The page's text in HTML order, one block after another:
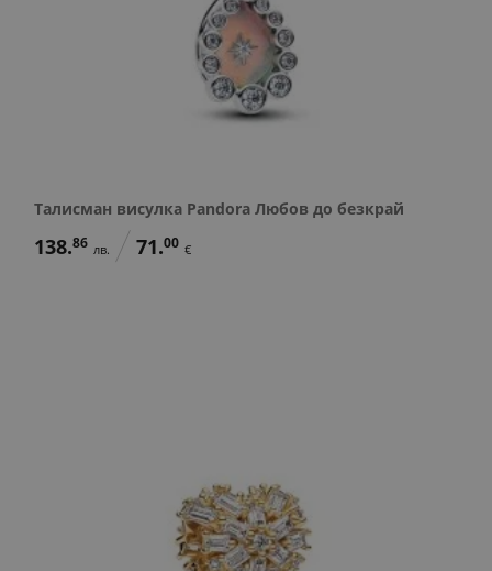
Талисман висулка Pandora Любов до безкрай
138.86 лв. 71.00 €